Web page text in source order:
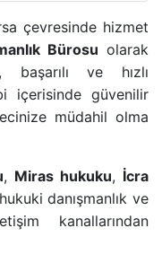
BIRAKILMASI
çevresinde hizmet
Bürosu olarak
başarılı ve hızlı
içerisinde güvenilir
müdahil olma
, Miras hukuku, İcra
danışmanlık ve
kanallarından